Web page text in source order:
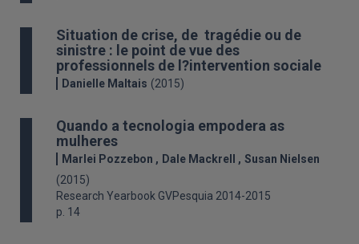
Situation de crise, de tragédie ou de
sinistre : le point de vue des
professionnels de l?intervention sociale
Danielle Maltais (2015)
Quando a tecnologia empodera as
mulheres
Marlei Pozzebon Dale Mackrell
Susan Nielsen
(2015)
Research Yearbook GVPesquia 2014-2015
p. 14